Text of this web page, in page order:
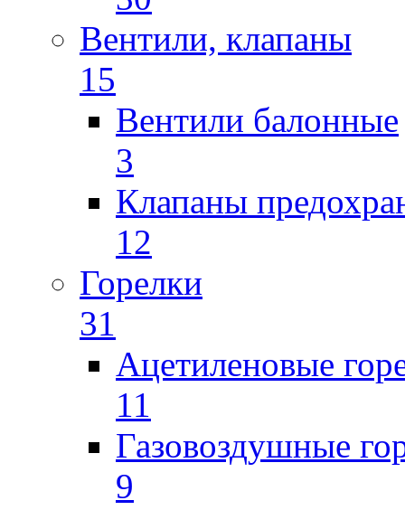
Вентили, клапаны
15
Вентили балонные
3
Клапаны
12
Горелки
31
Ацетиленовые
11
Газовоздушные
9